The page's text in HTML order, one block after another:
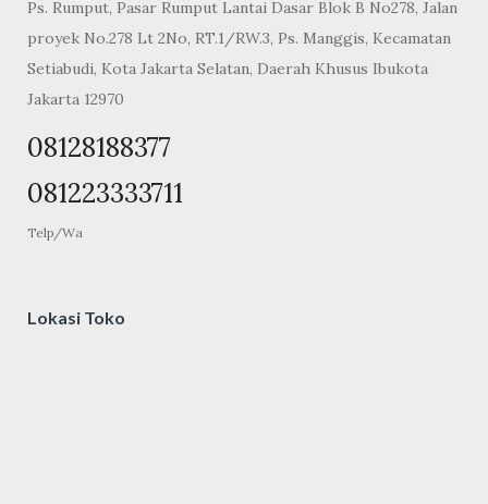
Ps. Rumput, Pasar Rumput Lantai Dasar Blok B No278, Jalan
proyek No.278 Lt 2No, RT.1/RW.3, Ps. Manggis, Kecamatan
Setiabudi, Kota Jakarta Selatan, Daerah Khusus Ibukota
Jakarta 12970
08128188377
081223333711
Telp/Wa
Lokasi Toko